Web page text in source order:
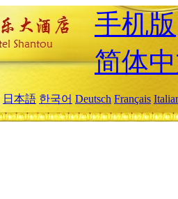
手机版
简体
日本語 한국어 Deutsch Français